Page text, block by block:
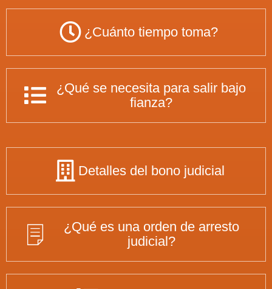
¿Cuánto tiempo toma?
¿Qué se necesita para salir bajo
fianza?
Detalles del bono judicial
¿Qué es una orden de arresto
judicial?